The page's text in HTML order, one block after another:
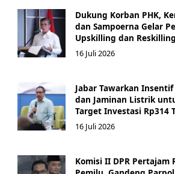
Dukung Korban PHK,
dan Sampoerna Gelar
Upskilling dan
16 Juli 2026
Jabar Tawarkan Insentif
dan Jaminan Listrik
Target Investasi Rp314
16 Juli 2026
Komisi II DPR Pertajam